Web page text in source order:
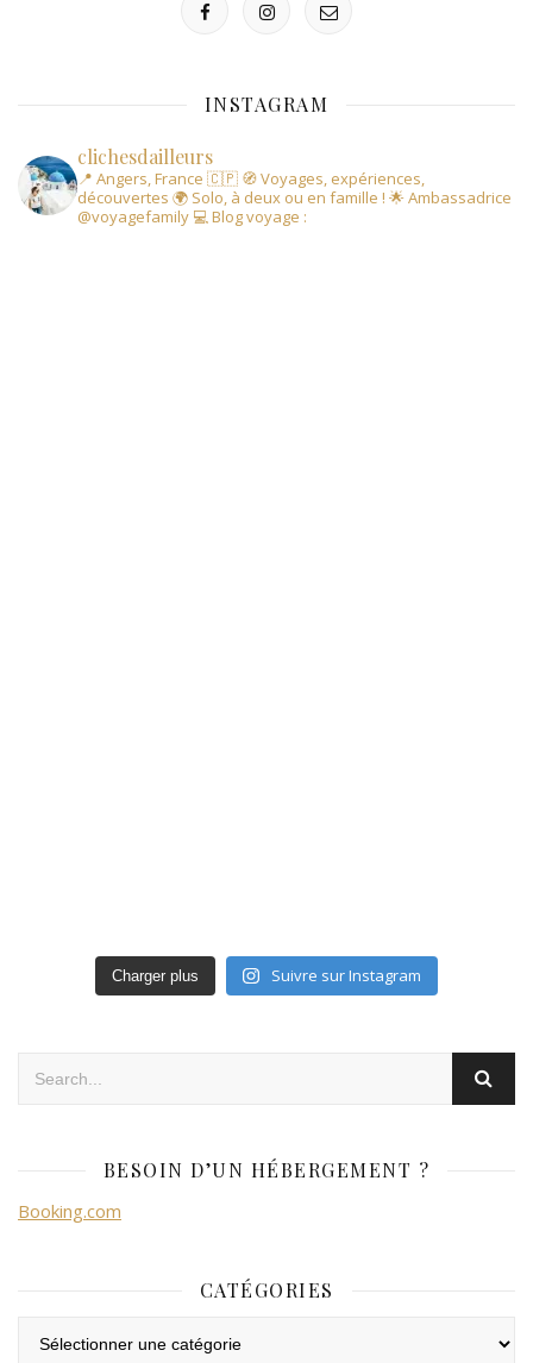
INSTAGRAM
clichesdailleurs
📍 Angers, France 🇨🇵 🧭 Voyages, expériences,
découvertes 🌍 Solo, à deux ou en famille ! 🌟 Ambassadrice
@voyagefamily 💻 Blog voyage :
Charger plus Suivre sur Instagram
BESOIN D’UN HÉBERGEMENT ?
Booking.com
CATÉGORIES